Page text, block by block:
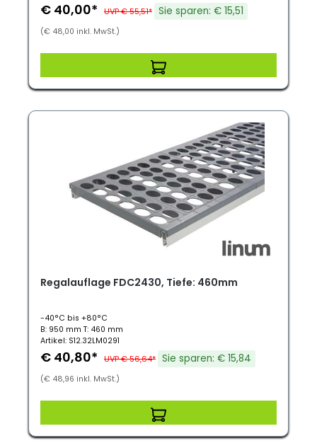
€ 40,00* UVP € 55,51* Sie sparen: € 15,51
(€ 48,00 inkl. MwSt.)
Regalauflage FDC2430, Tiefe: 460mm
-40°C bis +80°C
B: 950 mm T: 460 mm
Artikel: S12.32LM0291
€ 40,80* UVP € 56,64* Sie sparen: € 15,84
(€ 48,96 inkl. MwSt.)